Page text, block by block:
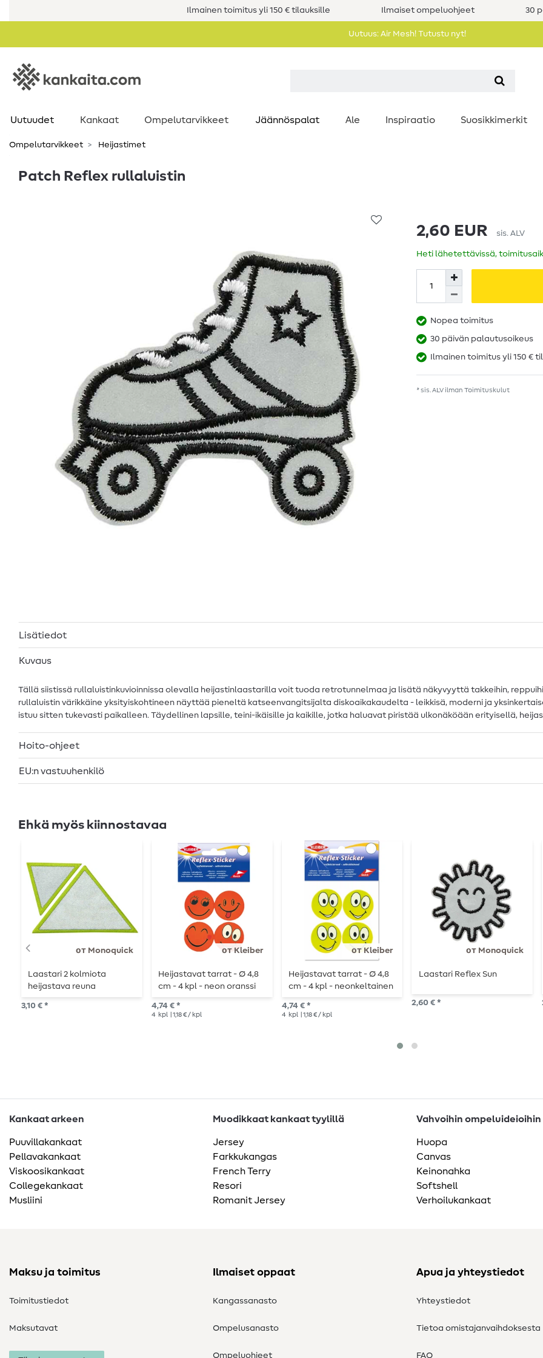
Ilmainen toimitus yli 150 € tilauksille Ilmaiset ompeluohjeet 30
Uutuus: Air Mesh! Tutustu nyt!
Uutuudet Kankaat Ompelutarvikkeet Jäännöspalat Ale Inspiraatio Suosikkimerkit
Ompelutarvikkeet Heijastimet
Patch Reflex rullaluistin
2,60 EUR sis. ALV
Heti lähetettävissä,
Nopea toimitus
30 päivän palautusoikeus
Ilmainen toimitus yli 150 €
* sis. ALV ilman Toimituskulut
Lisätiedot
Kuvaus
Tällä siistissä rullaluistinkuvioinnissa olevalla heijastinlaastarilla voit tuoda retrotunnelmaa ja lisätä näkyvyyttä takkeihin,
rullaluistin värikkäine yksityiskohtineen näyttää pieneltä katseenvangitsijalta diskoaikakaudelta - leikkisä, moderni ja
istuu sitten tukevasti paikalleen. Täydellinen lapsille, teini-ikäisille ja kaikille, jotka haluavat piristää ulkonäköään erityisellä,
Hoito-ohjeet
EU:n vastuuhenkilö
Ehkä myös kiinnostavaa
от Monoquick
Laastari 2 kolmiota
heijastava reuna
neonkeltainen
3,10 € *
от Kleiber
Heijastavat tarrat - Ø 4,8
cm - 4 kpl - neon oranssi
4,74 € *
4 kpl | 1,18 € / kpl
от Kleiber
Heijastavat tarrat - Ø 4,8
cm - 4 kpl - neonkeltainen
4,74 € *
4 kpl | 1,18 € / kpl
от Monoquick
Laastari Reflex Sun
2,60 € *
Kankaat arkeen
Puuvillakankaat
Pellavakankaat
Viskoosikankaat
Collegekankaat
Musliini
Muodikkaat kankaat tyylillä
Jersey
Farkkukangas
French Terry
Resori
Romanit Jersey
Vahvoihin ompeluideioihin
Huopa
Canvas
Keinonahka
Softshell
Verhoilukankaat
Maksu ja toimitus
Toimitustiedot
Maksutavat
Ilmaiset oppaat
Kangassanasto
Ompelusanasto
Ompeluohjeet
Apua ja yhteystiedot
Yhteystiedot
Tietoa omistajanvaihdoksesta
FAQ